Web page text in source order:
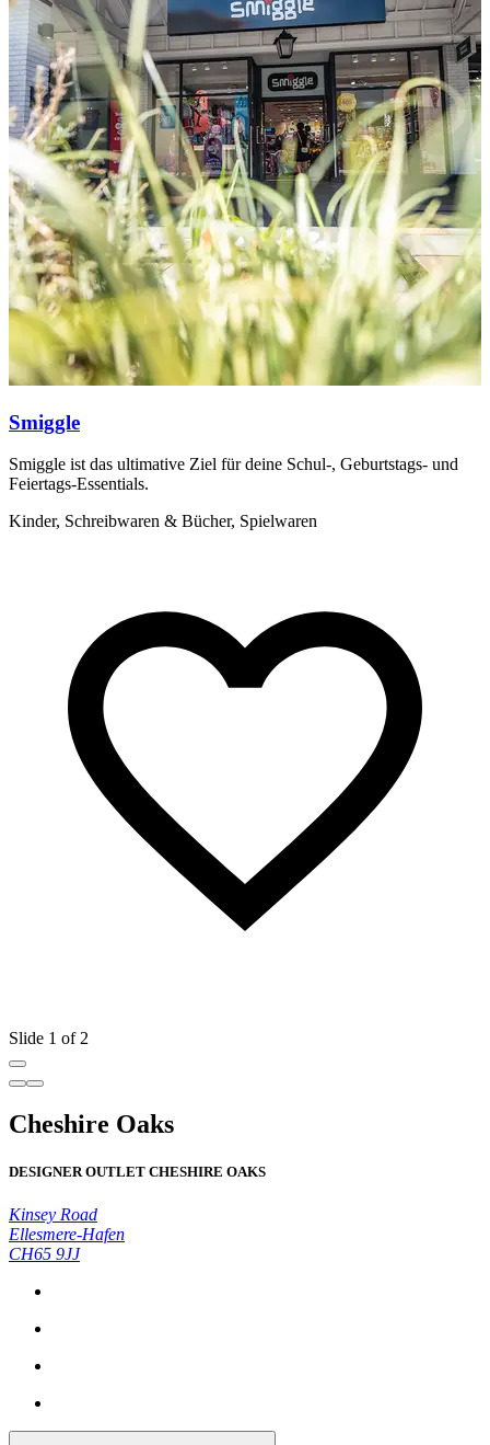
Smiggle
Smiggle ist das ultimative Ziel für deine Schul-, Geburtstags- und
Feiertags-Essentials.
Kinder, Schreibwaren & Bücher, Spielwaren
Slide 1 of 2
Cheshire Oaks
DESIGNER OUTLET CHESHIRE OAKS
Kinsey Road
Ellesmere-Hafen
CH65 9JJ